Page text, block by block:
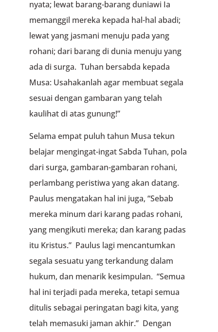
nyata; lewat barang-barang duniawi Ia
memanggil mereka kepada hal-hal abadi;
lewat yang jasmani menuju pada yang
rohani; dari barang di dunia menuju yang
ada di surga. Tuhan bersabda kepada
Musa: Usahakanlah agar membuat segala
sesuai dengan gambaran yang telah
kaulihat di atas gunung!”
Selama empat puluh tahun Musa tekun
belajar mengingat-ingat Sabda Tuhan, pola
dari surga, gambaran-gambaran rohani,
perlambang peristiwa yang akan datang.
Paulus mengatakan hal ini juga, “Sebab
mereka minum dari karang padas rohani,
yang mengikuti mereka; dan karang padas
itu Kristus.” Paulus lagi mencantumkan
segala sesuatu yang terkandung dalam
hukum, dan menarik kesimpulan. “Semua
hal ini terjadi pada mereka, tetapi semua
ditulis sebagai peringatan bagi kita, yang
telah memasuki jaman akhir.” Dengan